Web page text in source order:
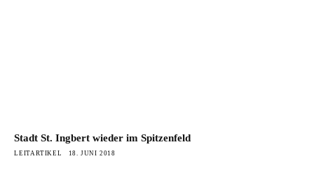
Stadt St. Ingbert wieder im Spitzenfeld
LEITARTIKEL 18. JUNI 2018